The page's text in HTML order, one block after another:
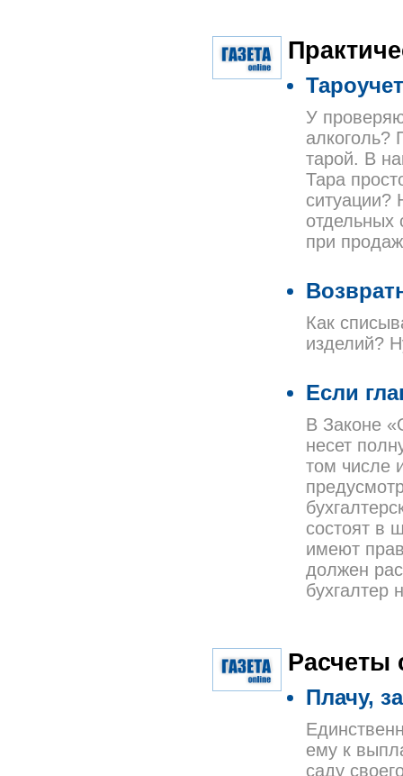
У
алкоголь?
тарой. В
Тара
ситуации?
отдельных
при
Как
изделий?
Если
В Законе
несет
том числе
состоят в
имеют
должен
бухгалтер
Расчеты
Плачу,
ему к
саду